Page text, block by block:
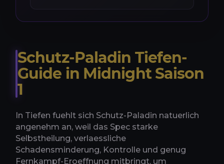
Schutz-Paladin Tiefen-
Guide in Midnight Saison
1
In Tiefen fuehlt sich Schutz-Paladin natuerlich
angenehm an, weil das Spec starke
Selbstheilung, verlaessliche
Schadensminderung, Kontrolle und genug
Fernkampf-Eroeffnung mitbringt, um